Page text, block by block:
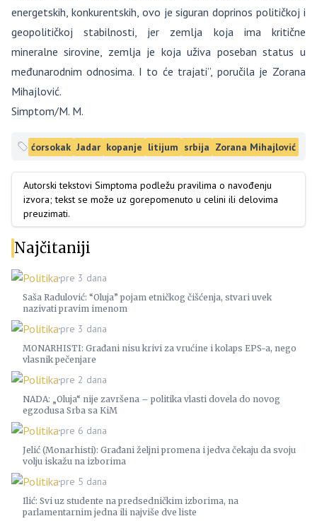
energetskih, konkurentskih, ovo je siguran doprinos političkoj i
geopolitičkoj stabilnosti, jer zemlja koja ima kritične
mineralne sirovine, zemlja je koja uživa poseban status u
međunarodnim odnosima. I to će trajati”, poručila je Zorana
Mihajlović.
Simptom/M. M.
ćorsokak Jadar kopanje litijum srbija Zorana Mihajlović
Autorski tekstovi Simptoma podležu pravilima o navođenju
izvora; tekst se može uz gorepomenuto u celini ili delovima
preuzimati.
Najčitaniji
Politikapre 3 dana
Saša Radulović: “Oluja” pojam etničkog čišćenja, stvari uvek
nazivati pravim imenom
Politikapre 3 dana
MONARHISTI: Građani nisu krivi za vrućine i kolaps EPS-a, nego
vlasnik pečenjare
Politikapre 2 dana
NADA: „Oluja“ nije završena – politika vlasti dovela do novog
egzodusa Srba sa KiM
Politikapre 6 dana
Jelić (Monarhisti): Građani željni promena i jedva čekaju da svoju
volju iskažu na izborima
Politikapre 5 dana
Ilić: Svi uz studente na predsedničkim izborima, na
parlamentarnim jedna ili najviše dve liste